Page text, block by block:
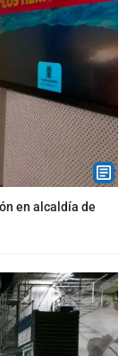
en alcaldía de